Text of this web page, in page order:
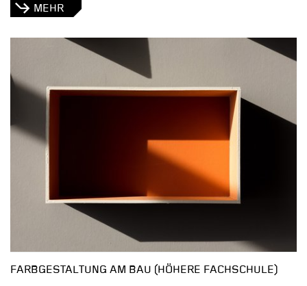
MEHR
FARBGESTALTUNG AM BAU (HÖHERE FACHSCHULE)